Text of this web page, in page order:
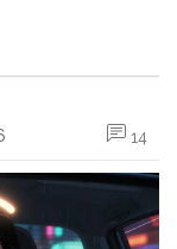
14